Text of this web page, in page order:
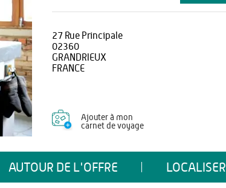
27 Rue Principale
02360
GRANDRIEUX
FRANCE
Ajouter à mon
carnet de voyage
AUTOUR DE L'OFFRE LOCALISER